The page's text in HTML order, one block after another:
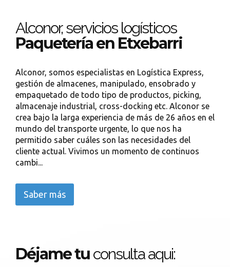
Alconor, servicios logísticos
Paquetería en Etxebarri
Alconor, somos especialistas en Logística Express,
gestión de almacenes, manipulado, ensobrado y
empaquetado de todo tipo de productos, picking,
almacenaje industrial, cross-docking etc. Alconor se
crea bajo la larga experiencia de más de 26 años en el
mundo del transporte urgente, lo que nos ha
permitido saber cuáles son las necesidades del
cliente actual. Vivimos un momento de continuos
cambi...
Saber más
Déjame tu consulta aqui: